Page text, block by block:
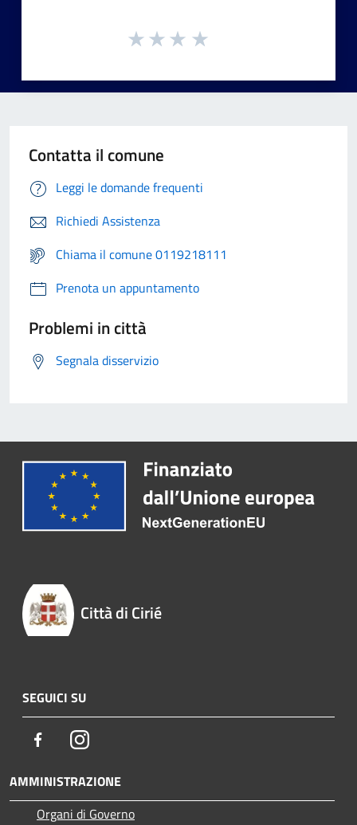
Contatta il comune
Leggi le domande frequenti
Richiedi Assistenza
Chiama il comune 0119218111
Prenota un appuntamento
Problemi in città
Segnala disservizio
Città di Cirié
SEGUICI SU
FacebookInstagram
AMMINISTRAZIONE
Organi di Governo